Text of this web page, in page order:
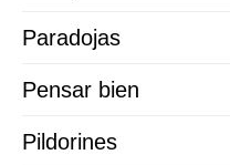
Paradojas
Pensar bien
Pildorines